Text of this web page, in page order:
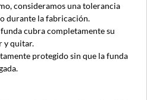
consideramos una tolerancia
durante la fabricación.
cubra completamente su
y quitar.
protegido sin que la funda